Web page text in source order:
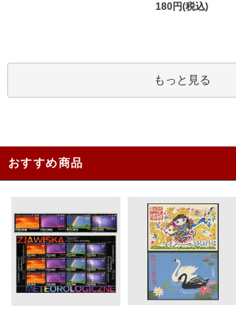
180円(税込)
もっと見る
おすすめ商品